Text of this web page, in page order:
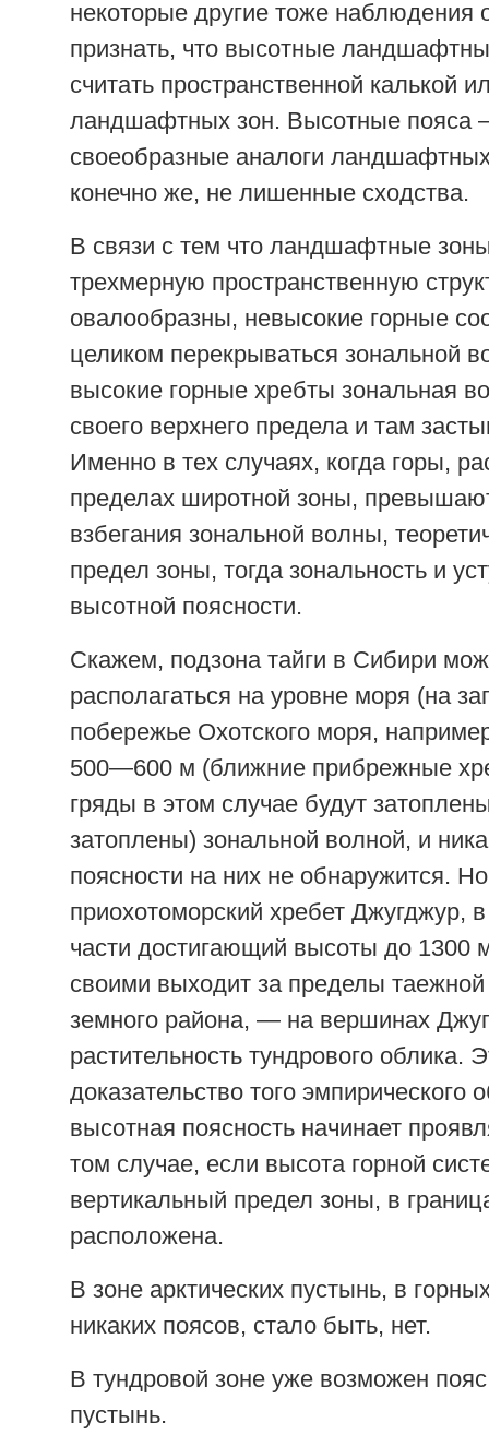
некоторые другие тоже наблюдения
признать, что высотные
считать пространственной калькой
ландшафтных зон. Высотные пояса
своеобразные аналоги
конечно же, не лишенные сходства.
В связи с тем что ландшафтные
трехмерную пространственную
овалообразны, невысокие горные
целиком перекрываться зональной
высокие горные хребты зональная
своего верхнего предела и там
Именно в тех случаях, когда горы,
пределах широтной зоны,
взбегания зональной волны,
предел зоны, тогда зональность и
высотной поясности.
Скажем, подзона тайги в Сибири
располагаться на уровне моря (на
побережье Охотского моря,
500—600 м (ближние прибрежные
гряды в этом случае будут
затоплены) зональной волной, и
поясности на них не обнаружится. Но
приохотоморский хребет Джугджур,
части достигающий высоты до 1300
своими выходит за пределы таежной
земного района, — на вершинах
растительность тундрового облика.
доказательство того эмпирического
высотная поясность начинает
том случае, если высота горной
вертикальный предел зоны, в
расположена.
В зоне арктических пустынь, в
никаких поясов, стало быть, нет.
В тундровой зоне уже возможен пояс
пустынь.